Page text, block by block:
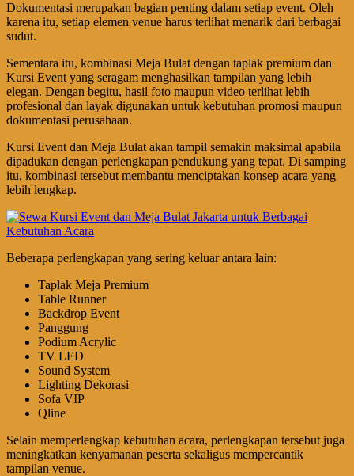
Dokumentasi merupakan bagian penting dalam setiap event. Oleh
karena itu, setiap elemen venue harus terlihat menarik dari berbagai
sudut.
Sementara itu, kombinasi Meja Bulat dengan taplak premium dan
Kursi Event yang seragam menghasilkan tampilan yang lebih
elegan. Dengan begitu, hasil foto maupun video terlihat lebih
profesional dan layak digunakan untuk kebutuhan promosi maupun
dokumentasi perusahaan.
Kursi Event dan Meja Bulat akan tampil semakin maksimal apabila
dipadukan dengan perlengkapan pendukung yang tepat. Di samping
itu, kombinasi tersebut membantu menciptakan konsep acara yang
lebih lengkap.
Beberapa perlengkapan yang sering keluar antara lain:
Taplak Meja Premium
Table Runner
Backdrop Event
Panggung
Podium Acrylic
TV LED
Sound System
Lighting Dekorasi
Sofa VIP
Qline
Selain memperlengkap kebutuhan acara, perlengkapan tersebut juga
meningkatkan kenyamanan peserta sekaligus mempercantik
tampilan venue.